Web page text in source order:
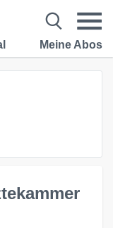
Meine Abos